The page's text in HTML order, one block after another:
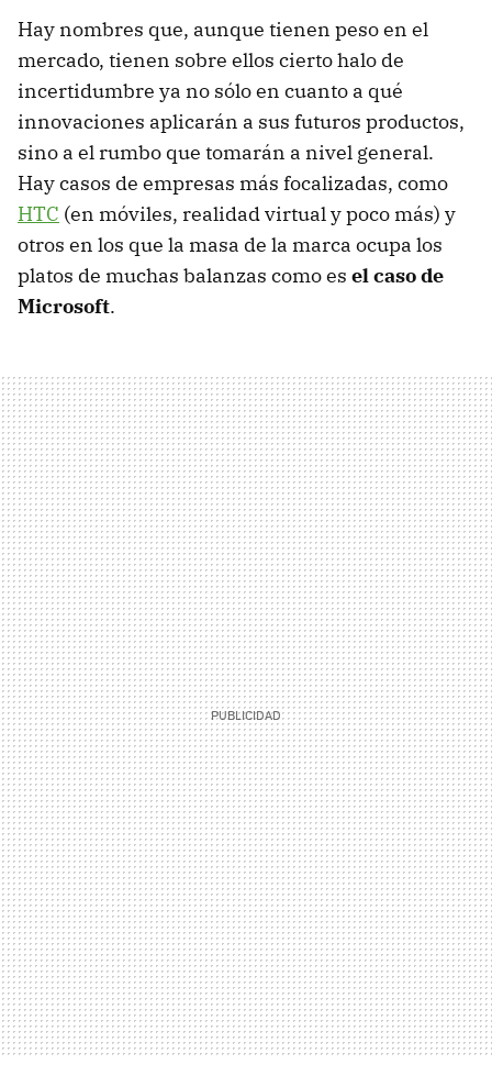
Hay nombres que, aunque tienen peso en el
mercado, tienen sobre ellos cierto halo de
incertidumbre ya no sólo en cuanto a qué
innovaciones aplicarán a sus futuros productos,
sino a el rumbo que tomarán a nivel general.
Hay casos de empresas más focalizadas, como
HTC (en móviles, realidad virtual y poco más) y
otros en los que la masa de la marca ocupa los
platos de muchas balanzas como es el caso de
Microsoft.